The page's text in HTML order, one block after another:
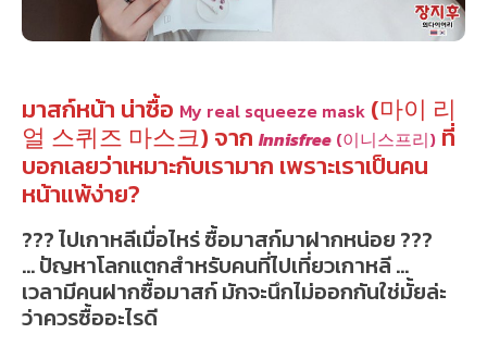
มาสก์หน้า น่าซื้อ My real squeeze mask (마이 리
얼 스퀴즈 마스크) จาก Innisfree (이니스프리) ที่
บอกเลยว่าเหมาะกับเรามาก เพราะเราเป็นคน
หน้าแพ้ง่าย?
??? ไปเกาหลีเมื่อไหร่ ซื้อมาสก์มาฝากหน่อย ️???
… ปัญหาโลกแตกสำหรับคนที่ไปเที่ยวเกาหลี …
เวลามีคนฝากซื้อมาสก์ มักจะนึกไม่ออกกันใช่มั้ยล่ะ
ว่าควรซื้ออะไรดี